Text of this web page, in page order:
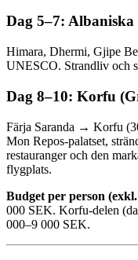
Dag 5–7:
Himara, Dhermi, Gjipe
UNESCO. Strandliv och
Dag 8–10: Korfu
Färja Saranda → Korfu
Mon Repos-palatset,
restauranger och den
flygplats.
Budget per person
000 SEK. Korfu-delen
000–9 000 SEK.